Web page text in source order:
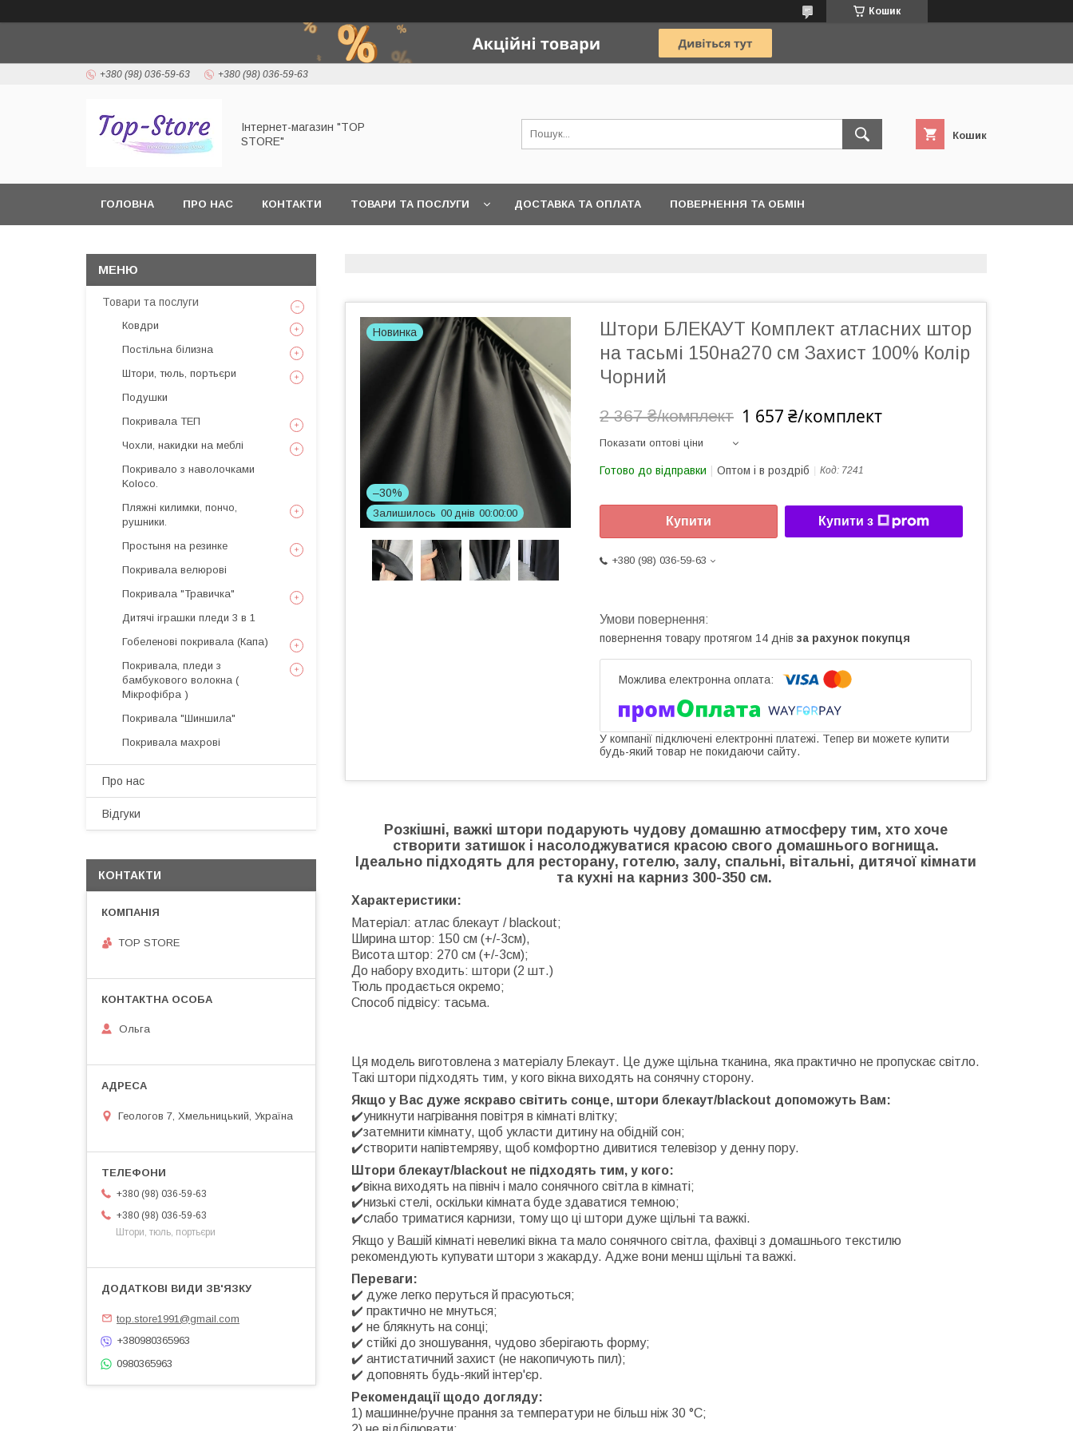
Кошик
+380 (98) 036-59-63 +380 (98) 036-59-63
Інтернет-магазин "TOP
STORE"
Кошик
ГОЛОВНА ПРО НАС КОНТАКТИ ТОВАРИ ТА ПОСЛУГИ ДОСТАВКА ТА ОПЛАТА ПОВЕРНЕННЯ ТА ОБМІН
Новинка
–30%
Залишилось 00 днів 00 00 00
Штори БЛЕКАУТ Комплект атласних штор
на тасьмі 150на270 см Захист 100% Колір
Чорний
2 367 ₴/комплект 1 657 ₴/комплект
Показати оптові ціни
Готово до відправки Оптом і в роздріб Код: 7241
Купити Купити з
+380 (98) 036-59-63
повернення товару протягом 14 днів за рахунок покупця
У компанії підключені електронні платежі. Тепер ви можете купити
будь-який товар не покидаючи сайту.
Розкішні, важкі штори подарують чудову домашню атмосферу тим, хто хоче
створити затишок і насолоджуватися красою свого домашнього вогнища.
Ідеально підходять для ресторану, готелю, залу, спальні, вітальні, дитячої кімнати
та кухні на карниз 300-350 см.
Характеристики:
Матеріал: атлас блекаут / blackout;
Ширина штор: 150 см (+/-3см),
Висота штор: 270 см (+/-3см);
До набору входить: штори (2 шт.)
Тюль продається окремо;
Способ підвісу: тасьма.
Ця модель виготовлена з матеріалу Блекаут. Це дуже щільна тканина, яка практично не пропускає світло.
Такі штори підходять тим, у кого вікна виходять на сонячну сторону.
Якщо у Вас дуже яскраво світить сонце, штори блекаут/blackout допоможуть Вам:
✔️уникнути нагрівання повітря в кімнаті влітку;
✔️затемнити кімнату, щоб укласти дитину на обідній сон;
✔️створити напівтемряву, щоб комфортно дивитися телевізор у денну пору.
Штори блекаут/blackout не підходять тим, у кого:
✔️вікна виходять на північ і мало сонячного світла в кімнаті;
✔️низькі стелі, оскільки кімната буде здаватися темною;
✔️слабо триматися карнизи, тому що ці штори дуже щільні та важкі.
Якщо у Вашій кімнаті невеликі вікна та мало сонячного світла, фахівці з домашнього текстилю
рекомендують купувати штори з жакарду. Адже вони менш щільні та важкі.
Переваги:
✔️ дуже легко перуться й прасуються;
✔️ практично не мнуться;
✔️ не блякнуть на сонці;
✔️ стійкі до зношування, чудово зберігають форму;
✔️ антистатичний захист (не накопичують пил);
✔️ доповнять будь-який інтер'єр.
Рекомендації щодо догляду:
1️) машинне/ручне прання за температури не більш ніж 30 °C;
Товари та послуги
Ковдри
Постільна білизна
Штори, тюль, портьєри
Подушки
Покривала ТЕП
Чохли, накидки на меблі
Покривало з наволочками
Koloco.
Пляжні килимки, пончо,
рушники.
Простыня на резинке
Покривала велюрові
Покривала "Травичка"
Дитячі іграшки пледи 3 в 1
Гобеленові покривала (Капа)
Покривала, пледи з
бамбукового волокна (
Мікрофібра )
Покривала "Шиншила"
Покривала махрові
Про нас
Відгуки
КОНТАКТИ
TOP STORE
Ольга
Геологов 7, Хмельницький, Україна
+380 (98) 036-59-63
+380 (98) 036-59-63
Штори, тюль, портьєри
top.store1991@gmail.com
+380980365963
0980365963